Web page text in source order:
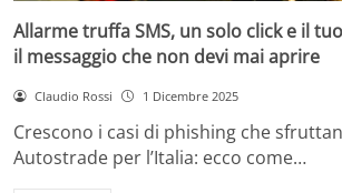
Allarme truffa SMS, un solo click e il
il messaggio che non devi mai aprire
Claudio Rossi 1 Dicembre 2025
Crescono i casi di phishing che
Autostrade per l’Italia: ecco come…